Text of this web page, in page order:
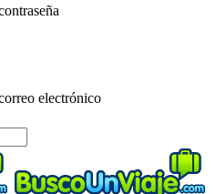
electrónico